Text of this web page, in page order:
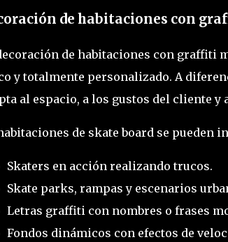
de habitaciones con
de habitaciones con graffiti
y totalmente personalizado. A
al espacio, a los gustos del cliente
de skate board se pueden
Skaters en acción realizando trucos.
Skate parks, rampas y escenarios
Letras graffiti con nombres o frases
Fondos dinámicos con efectos de